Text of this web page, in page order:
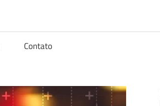
Contato